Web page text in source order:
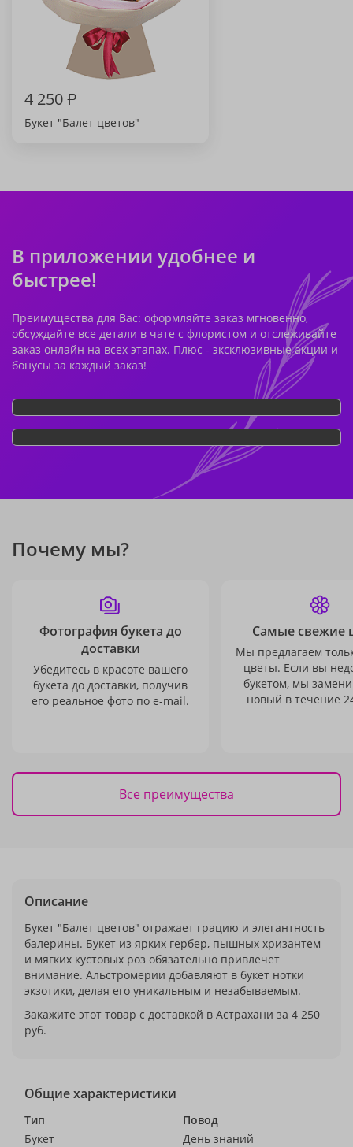
4 250₽
Букет "Балет цветов"
В приложении удобнее и
быстрее!
Преимущества для Вас: оформляйте заказ мгновенно,
обсуждайте все детали в чате с флористом и отслеживайте
заказ онлайн на всех этапах. Плюс - эксклюзивные акции и
бонусы за каждый заказ!
Почему мы?
Фотография букета до
доставки
Убедитесь в красоте вашего
букета до доставки, получив
его реальное фото по e-mail.
Самые свежие
Мы предлагаем
цветы. Если вы
букетом, мы
новый в течение
Все преимущества
Описание
Букет "Балет цветов" отражает грацию и элегантность
балерины. Букет из ярких гербер, пышных хризантем
и мягких кустовых роз обязательно привлечет
внимание. Альстромерии добавляют в букет нотки
экзотики, делая его уникальным и незабываемым.
Закажите этот товар с доставкой в Астрахани за 4 250
руб.
Общие характеристики
Тип
Букет
Повод
День знаний